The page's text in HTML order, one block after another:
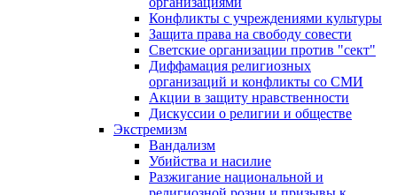
Конфликты с учреждениями культуры
Защита права на свободу совести
Светские организации против "сект"
Диффамация религиозных
организаций и конфликты со СМИ
Акции в защиту нравственности
Дискуссии о религии и обществе
Экстремизм
Вандализм
Убийства и насилие
Разжигание национальной и